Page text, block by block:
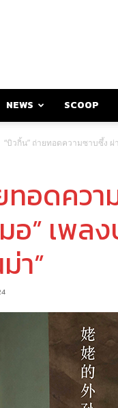
NEWS SCOOP
“บิวกิ้น” ถ่ายทอดความซาบซึ้ง ผ่
ทอดคว
อ” เพ
า”